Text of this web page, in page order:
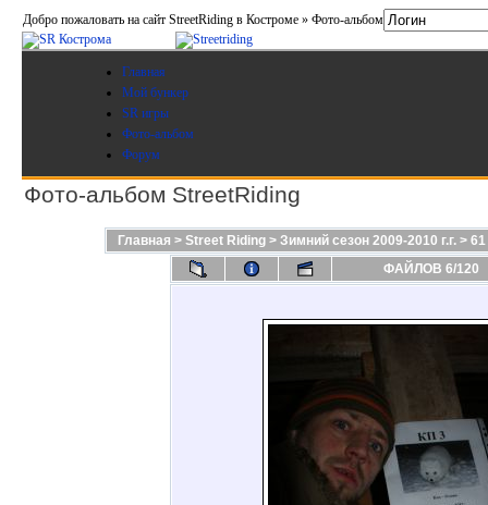
Добро пожаловать на сайт StreetRiding в Костроме » Фото-альбом
Главная
Мой бункер
SR игры
Фото-альбом
Форум
Фото-альбом StreetRiding
Главная > Street Riding> Зимний сезон 2009-2010 г.г.>
ФАЙЛОВ 6/120